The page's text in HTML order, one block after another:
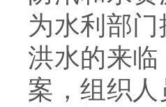
为水利部
洪水的来
案，组织